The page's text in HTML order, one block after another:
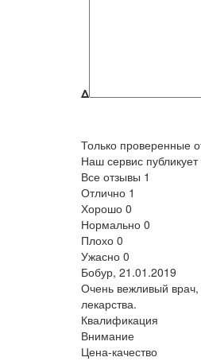
Δ
Только проверенные
Наш сервис
Все отзывы 1
Отлично 1
Хорошо 0
Нормально 0
Плохо 0
Ужасно 0
Бобур, 21.01.2019
Очень вежливый
лекарства.
Квалификация
Внимание
Цена-качество